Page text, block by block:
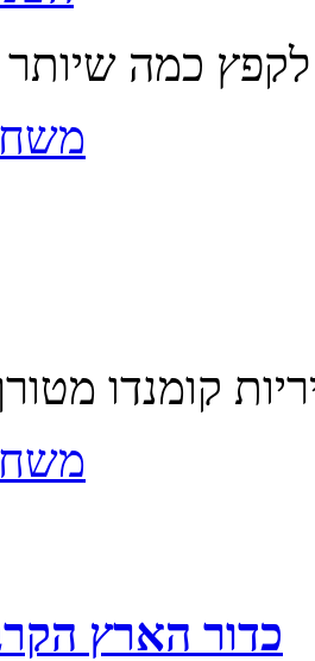
כדור הארץ